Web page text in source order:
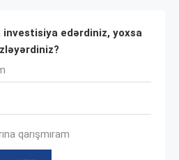
investisiya edərdiniz, yoxsa
qarışmıram